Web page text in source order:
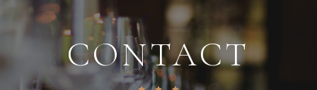
CONTACT